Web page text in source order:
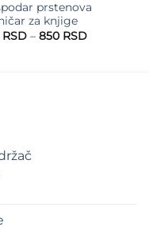
prstenova
za knjige
RSD – 850 RSDRaspon
Raspon
1.250 RSD